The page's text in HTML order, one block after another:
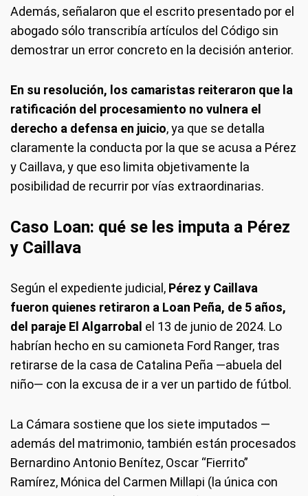
Además, señalaron que el escrito presentado por el
abogado sólo transcribía artículos del Código sin
demostrar un error concreto en la decisión anterior.
En su resolución, los camaristas reiteraron que la
ratificación del procesamiento no vulnera el
derecho a defensa en juicio, ya que se detalla
claramente la conducta por la que se acusa a Pérez
y Caillava, y que eso limita objetivamente la
posibilidad de recurrir por vías extraordinarias.
Caso Loan: qué se les imputa a Pérez
y Caillava
Según el expediente judicial, Pérez y Caillava
fueron quienes retiraron a Loan Peña, de 5 años,
del paraje El Algarrobal el 13 de junio de 2024. Lo
habrían hecho en su camioneta Ford Ranger, tras
retirarse de la casa de Catalina Peña —abuela del
niño— con la excusa de ir a ver un partido de fútbol.
La Cámara sostiene que los siete imputados —
además del matrimonio, también están procesados
Bernardino Antonio Benítez, Oscar “Fierrito”
Ramírez, Mónica del Carmen Millapi (la única con